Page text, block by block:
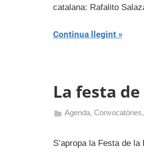
catalana: Rafalito
Continua llegint
La festa
d'abril
Agenda, Convocatòries,
S’apropa la Festa de